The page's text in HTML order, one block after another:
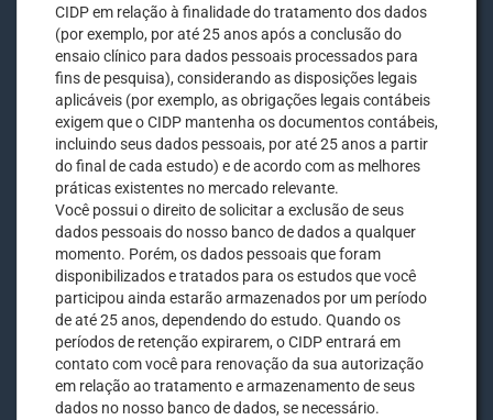
CIDP em relação à finalidade do tratamento dos dados
(por exemplo, por até 25 anos após a conclusão do
ensaio clínico para dados pessoais processados para
fins de pesquisa), considerando as disposições legais
aplicáveis (por exemplo, as obrigações legais contábeis
exigem que o CIDP mantenha os documentos contábeis,
incluindo seus dados pessoais, por até 25 anos a partir
do final de cada estudo) e de acordo com as melhores
práticas existentes no mercado relevante.
Você possui o direito de solicitar a exclusão de seus
dados pessoais do nosso banco de dados a qualquer
momento. Porém, os dados pessoais que foram
disponibilizados e tratados para os estudos que você
participou ainda estarão armazenados por um período
de até 25 anos, dependendo do estudo. Quando os
períodos de retenção expirarem, o CIDP entrará em
contato com você para renovação da sua autorização
em relação ao tratamento e armazenamento de seus
dados no nosso banco de dados, se necessário.